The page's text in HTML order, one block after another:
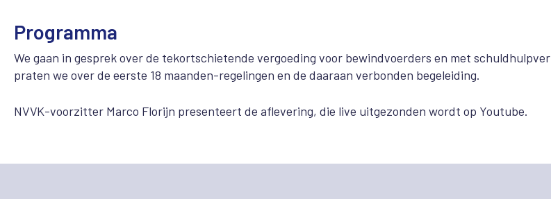
Programma
We gaan in gesprek over de tekortschietende vergoeding voor bewindvoerders en met
praten we over de eerste 18 maanden-regelingen en de daaraan verbonden begeleiding.
NVVK-voorzitter Marco Florijn presenteert de aflevering, die live uitgezonden wordt op Youtube.